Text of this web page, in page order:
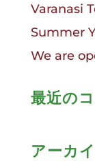
Varanasi
Summer
We are
最近の
アーカ